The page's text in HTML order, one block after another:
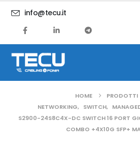
info@tecu.it
HOME
PRODOTTI
NETWORKING, SWITCH,
S2900-24S8C4X-DC SWITCH 16 PORT
COMBO +4X10G SFP+